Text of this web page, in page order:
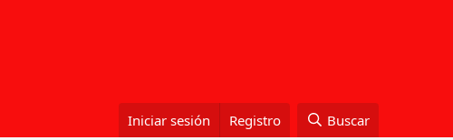
Iniciar sesión Registro Buscar